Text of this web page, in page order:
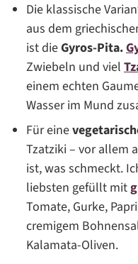
Die klassische
aus dem
ist dieGyros-Pita.
Zwiebeln und viel
einem echten
Wasser im Mund
Für eine
Tzatziki – vor allem
ist, was schmeckt.
liebsten gefüllt mit
Tomate, Gurke,
cremigem
Kalamata-Oliven.